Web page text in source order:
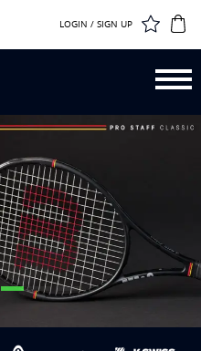
LOGIN / SIGN UP